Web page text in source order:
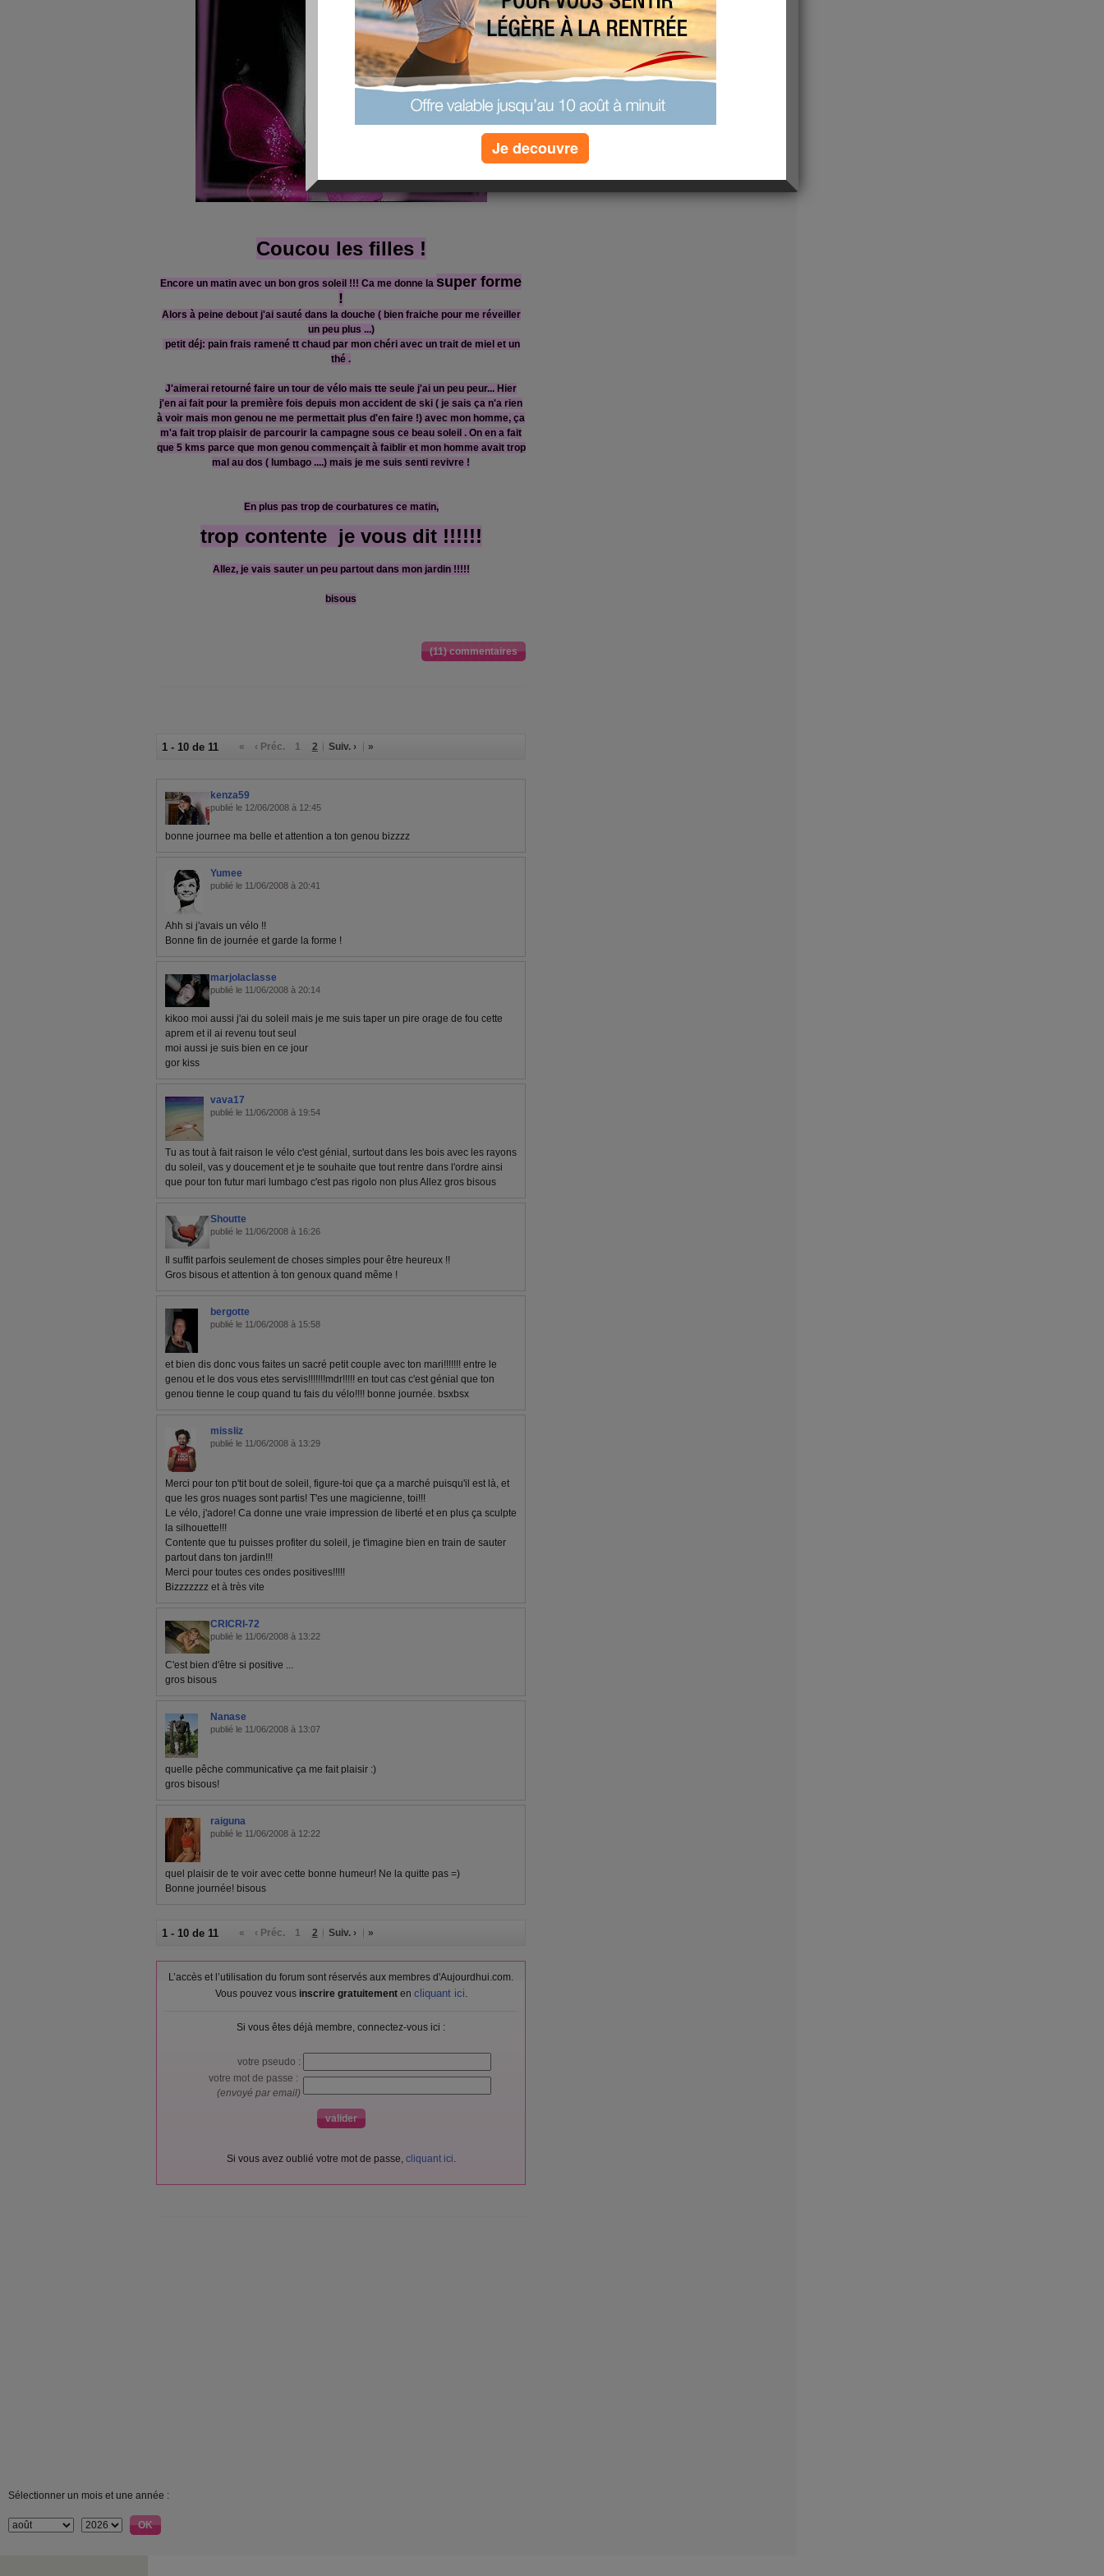
Coucou les filles !
Encore un matin avec un bon gros soleil !!! Ca me donne la super forme
!
Alors à peine debout j'ai sauté dans la douche ( bien fraiche pour me réveiller
un peu plus ...)
petit déj: pain frais ramené tt chaud par mon chéri avec un trait de miel et un
thé .
J'aimerai retourné faire un tour de vélo mais tte seule j'ai un peu peur... Hier
j'en ai fait pour la première fois depuis mon accident de ski ( je sais ça n'a rien
à voir mais mon genou ne me permettait plus d'en faire !) avec mon homme, ça
m'a fait trop plaisir de parcourir la campagne sous ce beau soleil . On en a fait
que 5 kms parce que mon genou commençait à faiblir et mon homme avait trop
mal au dos ( lumbago ....) mais je me suis senti revivre !
En plus pas trop de courbatures ce matin,
trop contente je vous dit !!!!!!
Allez, je vais sauter un peu partout dans mon jardin !!!!!
bisous
(11) commentaires
1 - 10 de 11 « ‹ Préc. 1 2 Suiv. › »
kenza59
publié le 12/06/2008 à 12:45
bonne journee ma belle et attention a ton genou bizzzz
Yumee
publié le 11/06/2008 à 20:41
Ahh si j'avais un vélo !!
Bonne fin de journée et garde la forme !
marjolaclasse
publié le 11/06/2008 à 20:14
kikoo moi aussi j'ai du soleil mais je me suis taper un pire orage de fou cette
aprem et il ai revenu tout seul
moi aussi je suis bien en ce jour
gor kiss
vava17
publié le 11/06/2008 à 19:54
Tu as tout à fait raison le vélo c'est génial, surtout dans les bois avec les rayons
du soleil, vas y doucement et je te souhaite que tout rentre dans l'ordre ainsi
que pour ton futur mari lumbago c'est pas rigolo non plus Allez gros bisous
Shoutte
publié le 11/06/2008 à 16:26
Il suffit parfois seulement de choses simples pour être heureux !!
Gros bisous et attention à ton genoux quand même !
bergotte
publié le 11/06/2008 à 15:58
et bien dis donc vous faites un sacré petit couple avec ton mari!!!!!!! entre le
genou et le dos vous etes servis!!!!!!!mdr!!!!! en tout cas c'est génial que ton
genou tienne le coup quand tu fais du vélo!!!! bonne journée. bsxbsx
missliz
publié le 11/06/2008 à 13:29
Merci pour ton p'tit bout de soleil, figure-toi que ça a marché puisqu'il est là, et
que les gros nuages sont partis! T'es une magicienne, toi!!!
Le vélo, j'adore! Ca donne une vraie impression de liberté et en plus ça sculpte
la silhouette!!!
Contente que tu puisses profiter du soleil, je t'imagine bien en train de sauter
partout dans ton jardin!!!
Merci pour toutes ces ondes positives!!!!!
Bizzzzzzz et à très vite
CRICRI-72
publié le 11/06/2008 à 13:22
C'est bien d'être si positive ...
gros bisous
Nanase
publié le 11/06/2008 à 13:07
quelle pêche communicative ça me fait plaisir :)
gros bisous!
raiguna
publié le 11/06/2008 à 12:22
quel plaisir de te voir avec cette bonne humeur! Ne la quitte pas =)
Bonne journée! bisous
1 - 10 de 11 « ‹ Préc. 1 2 Suiv. › »
L’accès et l’utilisation du forum sont réservés aux membres d'Aujourdhui.com.
Vous pouvez vous inscrire gratuitementen cliquant ici.
Si vous êtes déjà membre, connectez-vous ici :
votre pseudo :
votre mot de passe :
(envoyé par email)
Si vous avez oublié votre mot de passe, cliquant ici.
Sélectionner un mois et une année :
Je decouvre